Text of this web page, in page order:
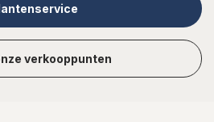
verkooppunten